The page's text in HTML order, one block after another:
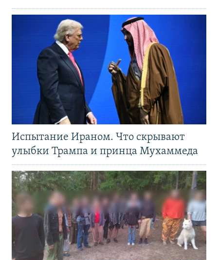
Испытание Ираном. Что скрывают
улыбки Трампа и принца Мухаммеда